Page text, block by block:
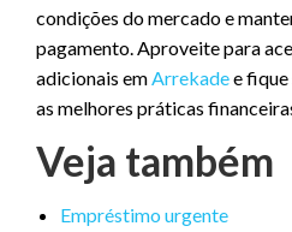
condições do mercado e
pagamento. Aproveite para
adicionais emArrekadee
as melhores práticas
Veja também
Empréstimo urgente